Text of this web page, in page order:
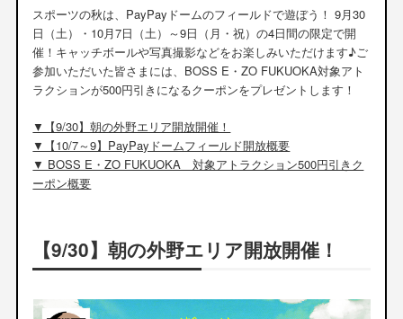
スポーツの秋は、PayPayドームのフィールドで遊ぼう！ 9月30
日（土）・10月7日（土）～9日（月・祝）の4日間の限定で開
催！キャッチボールや写真撮影などをお楽しみいただけます♪ご
参加いただいた皆さまには、BOSS E・ZO FUKUOKA対象アト
ラクションが500円引きになるクーポンをプレゼントします！
▼【9/30】朝の外野エリア開放開催！
▼【10/7～9】PayPayドームフィールド開放概要
▼ BOSS E・ZO FUKUOKA 対象アトラクション500円引きク
ーポン概要
【9/30】朝の外野エリア開放開催！